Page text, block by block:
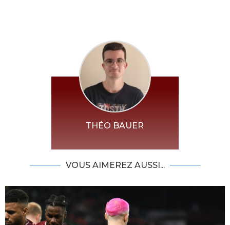
THÉO BAUER
VOUS AIMEREZ AUSSI...